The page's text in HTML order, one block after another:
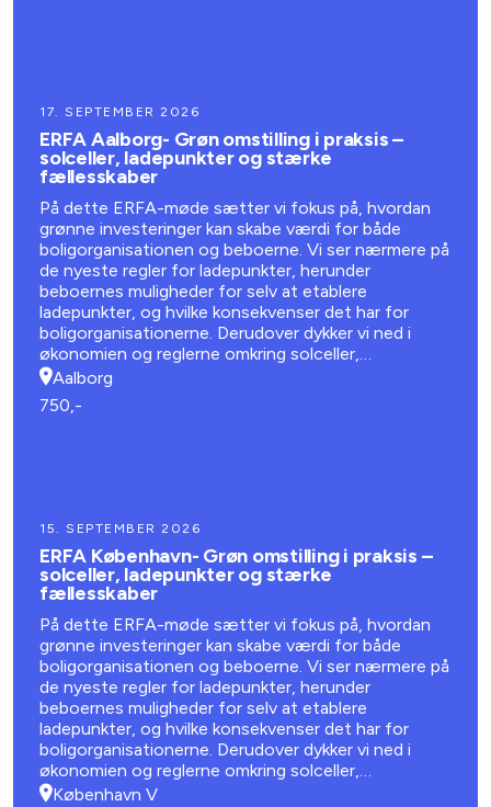
17. SEPTEMBER 2026
ERFA Aalborg- Grøn omstilling i praksis –
solceller, ladepunkter og stærke
fællesskaber
På dette ERFA-møde sætter vi fokus på, hvordan
grønne investeringer kan skabe værdi for både
boligorganisationen og beboerne. Vi ser nærmere på
de nyeste regler for ladepunkter, herunder
beboernes muligheder for selv at etablere
ladepunkter, og hvilke konsekvenser det har for
boligorganisationerne. Derudover dykker vi ned i
økonomien og reglerne omkring solceller,
batteriløsninger og energifællesskaber.
Aalborg
750,-
15. SEPTEMBER 2026
ERFA København- Grøn omstilling i praksis –
solceller, ladepunkter og stærke
fællesskaber
På dette ERFA-møde sætter vi fokus på, hvordan
grønne investeringer kan skabe værdi for både
boligorganisationen og beboerne. Vi ser nærmere på
de nyeste regler for ladepunkter, herunder
beboernes muligheder for selv at etablere
ladepunkter, og hvilke konsekvenser det har for
boligorganisationerne. Derudover dykker vi ned i
økonomien og reglerne omkring solceller,
batteriløsninger og energifællesskaber.
København V